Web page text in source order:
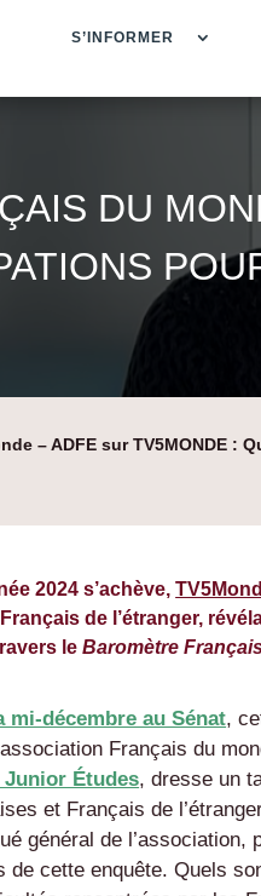
S’INFORMER
DU
– ADFE sur TV5MONDE :
2024 s’achève,
de l’étranger,
leBaromètre
mi-décembre au Sénat,
Français du
Junior Études, dresse un
et Français de
général de l’association,
de cette enquête. Quels